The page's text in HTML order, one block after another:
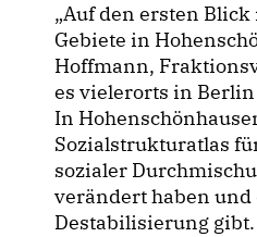
Auf den ersten Blick
Gebiete in
Hoffmann,
es vielerorts in
In
Sozialstrukturatlas
sozialer
verändert haben und
Destabilisierung gibt.